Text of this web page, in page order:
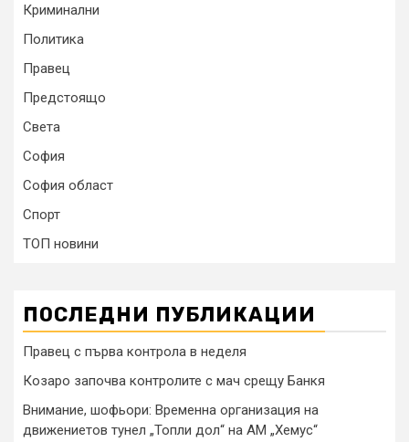
Криминални
Политика
Правец
Предстоящо
Света
София
София област
Спорт
ТОП новини
ПОСЛЕДНИ ПУБЛИКАЦИИ
Правец с първа контрола в неделя
Козаро започва контролите с мач срещу Банкя
Внимание, шофьори: Временна организация на
движениетов тунел „Топли дол“ на АМ „Хемус“